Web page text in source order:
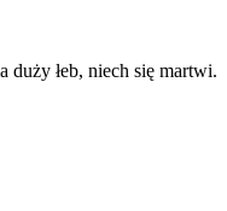
duży łeb, niech się martwi.